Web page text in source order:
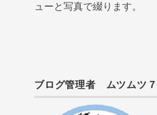
ューと写真で綴ります。
ブログ管理者 ムツムツ７